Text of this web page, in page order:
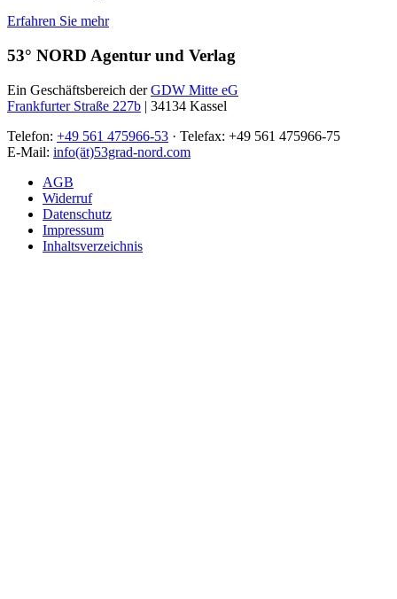
Erfahren Sie mehr
53° NORD Agentur und Verlag
Ein Geschäftsbereich derGDW Mitte eG
Frankfurter Straße 227b | 34134 Kassel
Telefon: +49 561 475966-53 · Telefax: +49 561 475966-75
E-Mail: info(ät)53grad-nord.com
AGB
Widerruf
Datenschutz
Impressum
Inhaltsverzeichnis